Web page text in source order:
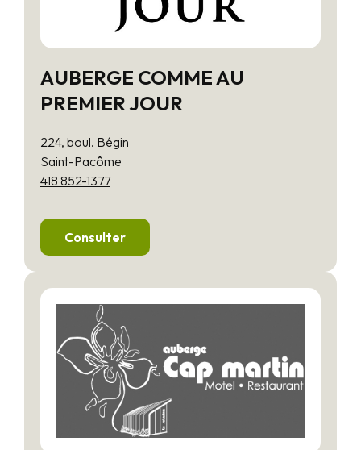
AUBERGE COMME AU
PREMIER JOUR
224, boul. Bégin
Saint-Pacôme
418 852-1377
Consulter